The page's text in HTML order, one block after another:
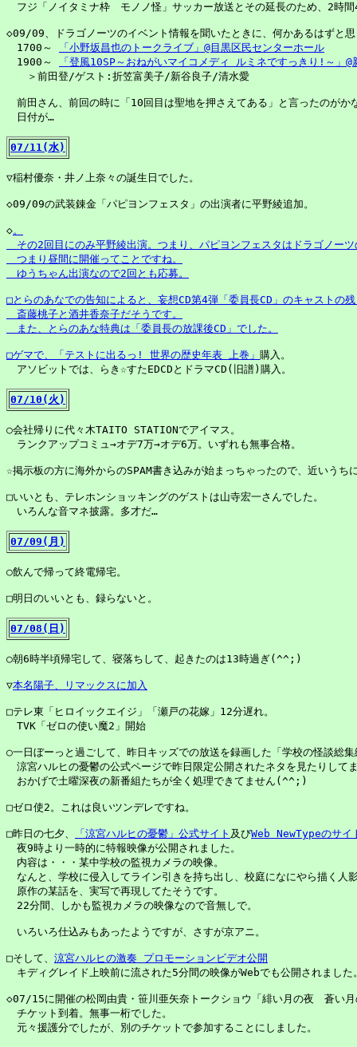
フジ「ノイタミナ枠　モノノ怪」サッカー放送とその延長のため、2時
◇09/09、ドラゴノーツのイベント情報を聞いたときに、何かあるはずと
1700～
「小野坂昌也のトークライブ」@目黒区民センターホール
1900～
「登風10SP～おねがいマイコメディ ルミネですっきり!～」
＞前田登/ゲスト:折笠富美子/新谷良子/清水愛
前田さん、前回の時に「10回目は聖地を押さえてある」と言ったのがか
日付が…
07/11(水)
▽稲村優奈・井ノ上奈々の誕生日でした。
◇09/09の武装錬金「パピヨンフェスタ」の出演者に平野綾追加。
◇。
その2回目にのみ平野綾出演。つまり、パピヨンフェスタはドラゴノー
つまり昼間に開催ってことですね。
ゆうちゃん出演なので2回とも応募。
□とらのあなでの告知によると、妄想CD第4弾「委員長CD」のキャストの
斎藤桃子と酒井香奈子だそうです。
また、とらのあな特典は「委員長の放課後CD」でした。
□ゲマで、 「テストに出るっ! 世界の歴史年表 上巻」 購入。
アソビットでは、らき☆すたEDCDとドラマCD(旧譜)購入。
07/10(火)
○会社帰りに代々木TAITO STATIONでアイマス。
ランクアップコミュ→オデ7万→オデ6万。いずれも無事合格。
☆掲示板の方に海外からのSPAM書き込みが始まっちゃったので、近いうち
□いいとも、テレホンショッキングのゲストは山寺宏一さんでした。
いろんな音マネ披露。多才だ…
07/09(月)
○飲んで帰って終電帰宅。
□明日のいいとも、録らないと。
07/08(日)
○朝6時半頃帰宅して、寝落ちして、起きたのは13時過ぎ(^^;)
▽本名陽子、リマックスに加入
□テレ東「ヒロイックエイジ」「瀬戸の花嫁」12分遅れ。
TVK「ゼロの使い魔2」開始
○一日ぼーっと過ごして、昨日キッズでの放送を録画した「学校の怪談総
涼宮ハルヒの憂鬱の公式ページで昨日限定公開されたネタを見たりして
おかげで土曜深夜の新番組たちが全く処理できてません(^^;)
□ゼロ使2。これは良いツンデレですね。
□昨日の七夕、 「涼宮ハルヒの憂鬱」公式サイト 及びWeb NewTypeのサイ
夜9時より一時的に特報映像が公開されました。
内容は・・・某中学校の監視カメラの映像。
なんと、学校に侵入してライン引きを持ち出し、校庭になにやら描く人
原作の某話を、実写で再現してたそうです。
22分間、しかも監視カメラの映像なので音無しで。
いろいろ仕込みもあったようですが、さすが京アニ。
□そして、 涼宮ハルヒの激奏 プロモーションビデオ公開
キディグレイド上映前に流された5分間の映像がWebでも公開されました
◇07/15に開催の松岡由貴・笹川亜矢奈トークショウ「緋い月の夜　蒼い
チケット到着。無事一桁でした。
元々援護分でしたが、別のチケットで参加することにしました。